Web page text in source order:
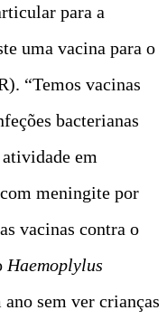
para a
uma vacina para o
“Temos vacinas
bacterianas
em
meningite por
vacinas contra o
Haemoplylus
ano sem ver crianças